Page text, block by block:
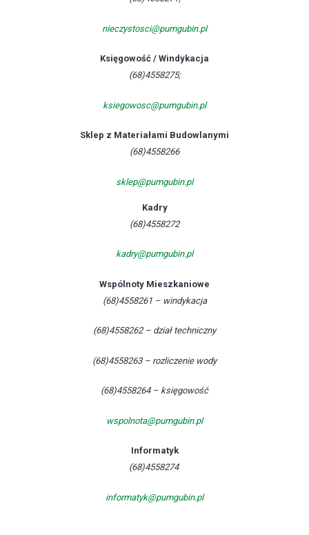
nieczystosci@pumgubin.pl
Księgowość / Windykacja
(68)4558275;
ksiegowosc@pumgubin.pl
Sklep z Materiałami Budowlanymi
(68)4558266
sklep@pumgubin.pl
Kadry
(68)4558272
kadry@pumgubin.pl
Wspólnoty Mieszkaniowe
(68)4558261 – windykacja
(68)4558262 – dział techniczny
(68)4558263 – rozliczenie wody
(68)4558264 – księgowość
wspolnota@pumgubin.pl
Informatyk
(68)4558274
informatyk@pumgubin.pl